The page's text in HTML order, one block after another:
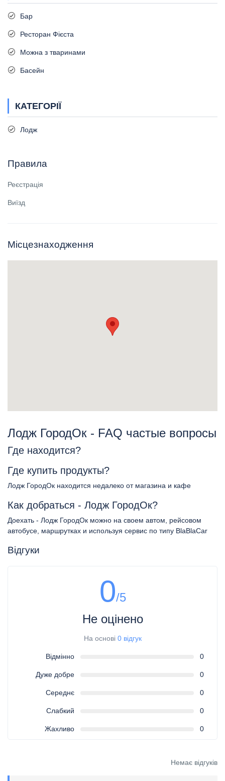
Бар
Ресторан Фієста
Можна з тваринами
Басейн
КАТЕГОРІЇ
Лодж
Правила
Реєстрація
Виїзд
Місцезнаходження
Лодж ГородОк - FAQ частые вопросы
Где находится?
Где купить продукты?
Лодж ГородОк находится недалеко от магазина и кафе
Как добраться - Лодж ГородОк?
Доехать - Лодж ГородОк можно на своем автом, рейсовом
автобусе, маршрутках и используя сервис по типу BlaBlaCar
Відгуки
0/5
Не оцінено
На основі 0 відгук
Відмінно 0
Дуже добре 0
Середнє 0
Слабкий 0
Жахливо 0
Немає відгуків